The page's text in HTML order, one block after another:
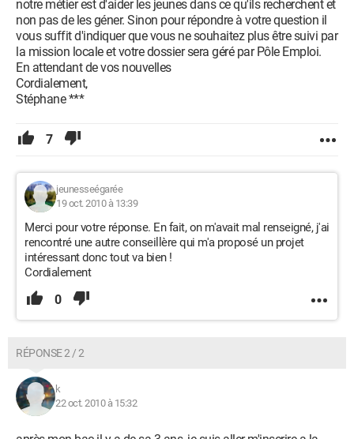
notre métier est d'aider les jeunes dans ce qu'ils recherchent et
non pas de les géner. Sinon pour répondre à votre question il
vous suffit d'indiquer que vous ne souhaitez plus être suivi par
la mission locale et votre dossier sera géré par Pôle Emploi.
En attendant de vos nouvelles
Cordialement,
Stéphane ***
7
jeunesseégarée
19 oct. 2010 à 13:39
Merci pour votre réponse. En fait, on m'avait mal renseigné, j'ai
rencontré une autre conseillère qui m'a proposé un projet
intéressant donc tout va bien !
Cordialement
0
RÉPONSE 2 / 2
k
22 oct. 2010 à 15:32